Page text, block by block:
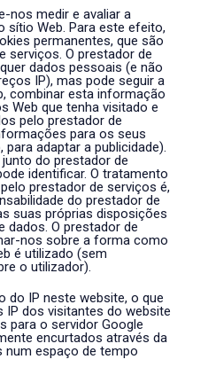
nos medir e avaliar a
sítio Web. Para este efeito,
permanentes, que são
serviços. O prestador de
dados pessoais (e não
IP), mas pode seguir a
combinar esta informação
Web que tenha visitado e
pelo prestador de
para os seus
adaptar a publicidade).
do prestador de
identificar. O tratamento
prestador de serviços é,
do prestador de
suas próprias disposições
dados. O prestador de
nos sobre a forma como
é utilizado (sem
o utilizador).
do IP neste website, o que
IP dos visitantes do website
para o servidor Google
encurtados através da
espaço de tempo